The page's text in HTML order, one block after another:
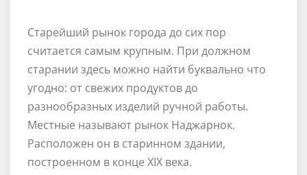
Старейший рынок города до сих пор
считается самым крупным. При должном
старании здесь можно найти буквально что
угодно: от свежих продуктов до
разнообразных изделий ручной работы.
Местные называют рынок Наджарнок.
Расположен он в старинном здании,
построенном в конце XIX века.